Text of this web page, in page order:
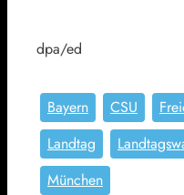
dpa/ed
Bayern CSU
Landtag
München